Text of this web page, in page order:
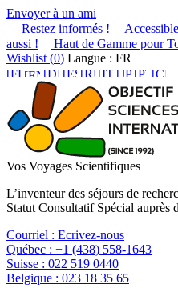
Envoyer à un ami
Restez informés !
aussi !
Haut de Gamme pour
Wishlist (0) Langue : FR
Vos Voyages Scientifiques
L’inventeur des séjours de
Statut Consultatif Spécial
Courriel : Ecrivez-nous
Québec : +1 (438) 558-1643
Suisse : 022 519 0440
Belgique : 023 18 35 65